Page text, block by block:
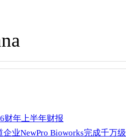
财年上半年财报
业NewPro Bioworks完成千万级